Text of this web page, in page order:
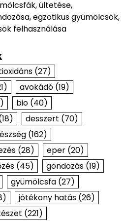
ültetése,
egzotikus gyümölcsök,
felhasználása
(27)
avokádó(19)
bio(40)
desszert (70)
(162)
(28) eper(20)
(45) gondozás(19)
gyümölcsfa(27)
jótékony hatás(26)
(221)